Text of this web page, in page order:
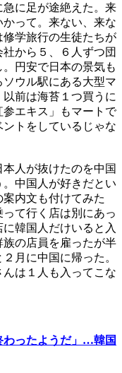
に足が途絶えた。来
って。来ない、来な
学旅行の生徒たちが
から５、６人ずつ団
円安で日本の景気も
ウル駅にある大型マ
前は海苔１つ買うに
エキス」もマートで
トをしているじゃな
人が抜けたのを中国
中国人が好きだとい
内文も付けてみた
て行く店は別にあっ
韓国人だけいると入
の店員を雇ったが半
月に中国に帰った。
は１人も入ってこな
わったようだ」…韓国